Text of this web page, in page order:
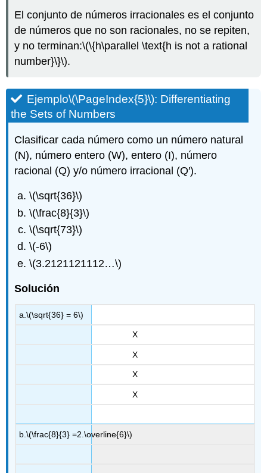
El conjunto de números irracionales es el conjunto
de números que no son racionales, no se repiten,
y no terminan:\(\{h\parallel \text{h is not a rational
number}\}\).
Ejemplo\(\PageIndex{5}\): Differentiating
the Sets of Numbers
Clasificar cada número como un número natural
(N), número entero (W), entero (I), número
racional (Q) y/o número irracional (Q′).
\(\sqrt{36}\)
\(\frac{8}{3}\)
\(\sqrt{73}\)
\(-6\)
\(3.2121121112…\)
Solución
a.\(\sqrt{36} = 6\)
X
X
X
X
b.\(\frac{8}{3} =2.\overline{6}\)